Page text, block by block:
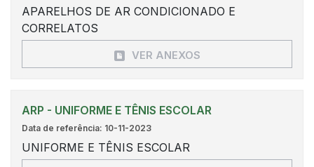
APARELHOS DE AR CONDICIONADO E
CORRELATOS
VER ANEXOS
ARP - UNIFORME E TÊNIS ESCOLAR
Data de referência: 10-11-2023
UNIFORME E TÊNIS ESCOLAR